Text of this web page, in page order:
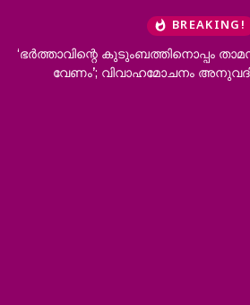
BREAKING!
കുടുംബത്തിനൊപ്പം
വേണം’; വിവാഹമോചനം അനുവദിച്ച്